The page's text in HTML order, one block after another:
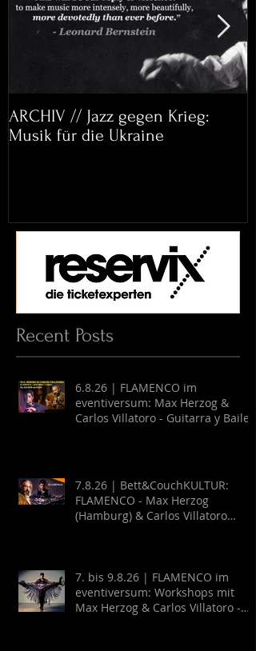
ARCHIV // Jazz gegen Krieg:
Musik für die Ukraine
Recent Posts
6.8.26 | FLAMENCO im
eventiversum: Max Herzog &
Carlos Villatoro - Guitarra y Baile
7.8.26 | Bett&CouchKULTUR:
FLAMENCO - Max Herzog
(Hamburg) & Carlos Villatoro
7. bis 9.8.26 | FLAMENCO im
eventiversum: Workshops mit
Max Herzog & Carlos Villatoro -